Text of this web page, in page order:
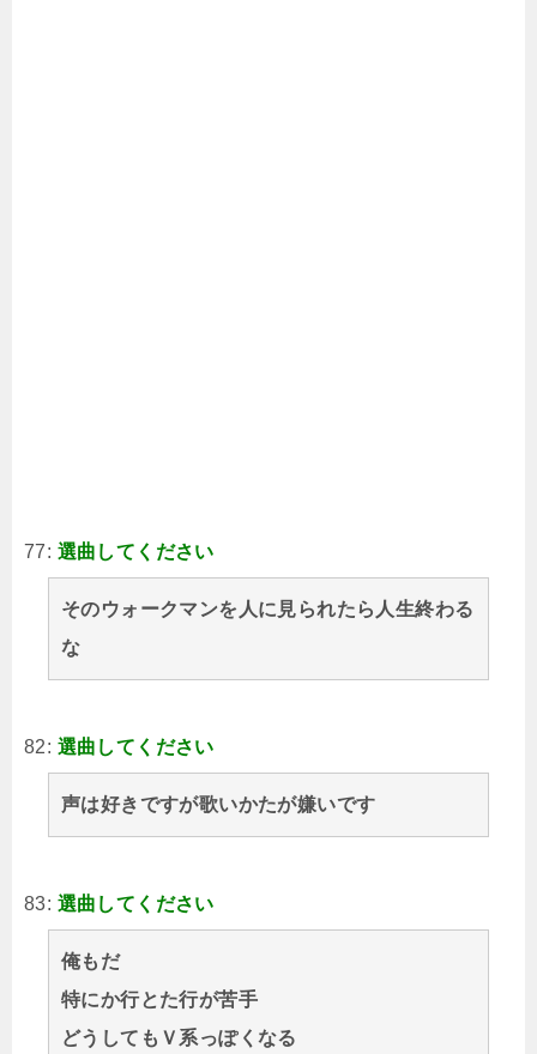
77: 選曲してください
そのウォークマンを人に見られたら人生終わる
な
82: 選曲してください
声は好きですが歌いかたが嫌いです
83: 選曲してください
俺もだ
特にか行とた行が苦手
どうしてもＶ系っぽくなる